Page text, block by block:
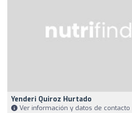
Yenderi Quiroz Hurtado
Ver información y datos de contacto